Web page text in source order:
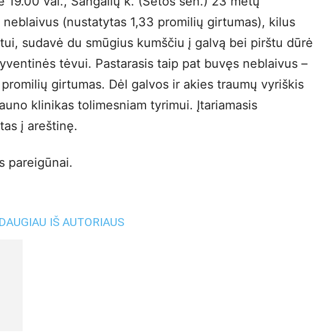
(nustatytas 1,33 promilių girtumas), kilus
sudavė du smūgius kumščiu į galvą bei pirštu dūrė
tėvui. Pastarasis taip pat buvęs neblaivus –
girtumas. Dėl galvos ir akies traumų vyriškis
klinikas tolimesniam tyrimui. Įtariamasis
į areštinę.
pareigūnai.
DAUGIAU IŠ AUTORIAUS